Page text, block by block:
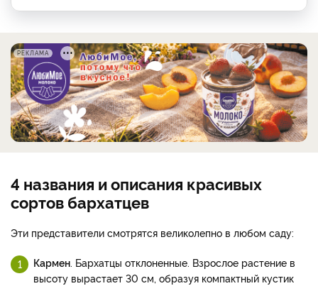
РЕКЛАМА
4 названия и описания красивых
сортов бархатцев
Эти представители смотрятся великолепно в любом саду:
Кармен. Бархатцы отклоненные. Взрослое растение в
высоту вырастает 30 см, образуя компактный кустик